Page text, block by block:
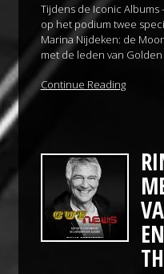
Tijdens de Iconic
op het podium twee
Marina Nijdeken: de
met de leden van Golden
Continue Reading